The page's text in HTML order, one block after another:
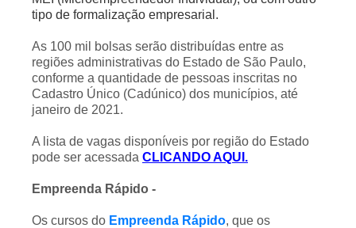
tipo de formalização empresarial.
As 100 mil bolsas serão distribuídas entre as
regiões administrativas do Estado de São Paulo,
conforme a quantidade de pessoas inscritas no
Cadastro Único (Cadúnico) dos municípios, até
janeiro de 2021.
A lista de vagas disponíveis por região do Estado
pode ser acessada CLICANDO AQUI.
Empreenda Rápido -
Os cursos do Empreenda Rápido, que os